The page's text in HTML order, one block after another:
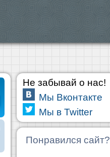
Не забывай о нас!
Мы Вконтакте
Мы в Twitter
Понравился сайт?